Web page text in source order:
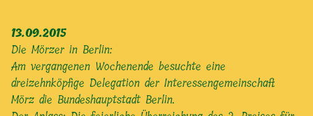
13.09.2015
Die Mörzer in Berlin:
Am vergangenen Wochenende besuchte eine
dreizehnköpfige Delegation der Interessengemeinschaft
Mörz die Bundeshauptstadt Berlin.